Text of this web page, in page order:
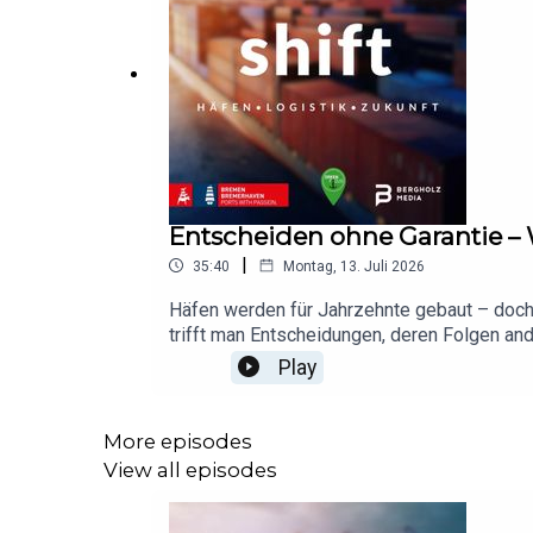
Entscheiden ohne Garantie
35:40 | Montag, 13. Juli 2026
Häfen werden für Jahrzehnte gebaut –
trifft man Entscheidungen, deren Folgen
sprechen wir mit Ulrike Riedel,
Präsidiums des Club of Rome. Die
Fehlerkultur, Vertrauen und die vielleicht
im Zeichen des Green Focus – der
unserem jährlichen Branchentreffen,
logistics.com/gremien#c9919 Prof. Dr.
Play
More episodes
View all episodes